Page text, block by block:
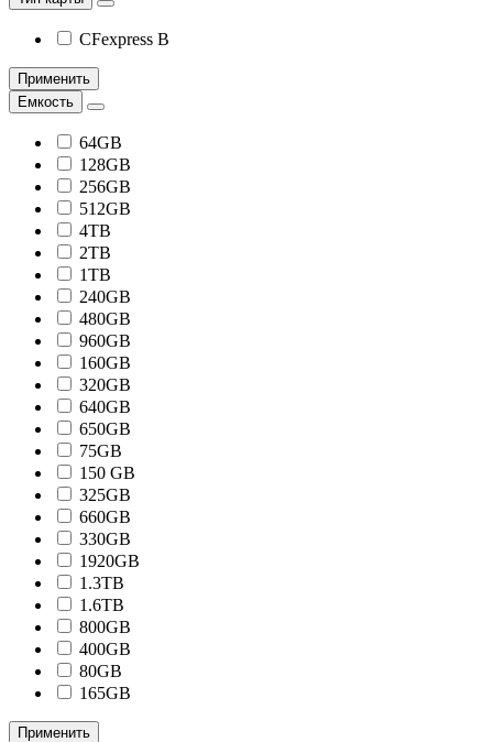
CFexpress B
Применить
Емкость
64GB
128GB
256GB
512GB
4TB
2TB
1TB
240GB
480GB
960GB
160GB
320GB
640GB
650GB
75GB
150 GB
325GB
660GB
330GB
1920GB
1.3TB
1.6TB
800GB
400GB
80GB
165GB
Применить